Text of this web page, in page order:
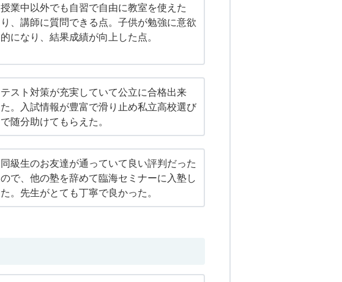
授業中以外でも自習で自由に教室を使えた
り、講師に質問できる点。子供が勉強に意欲
的になり、結果成績が向上した点。
テスト対策が充実していて公立に合格出来
た。入試情報が豊富で滑り止め私立高校選び
で随分助けてもらえた。
同級生のお友達が通っていて良い評判だった
ので、他の塾を辞めて臨海セミナーに入塾し
た。先生がとても丁寧で良かった。